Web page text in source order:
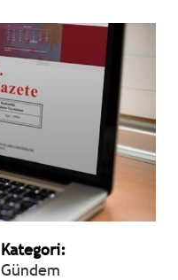
Kategori:
Gündem